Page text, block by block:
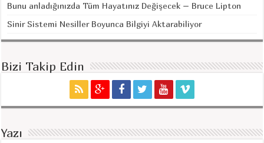
Bunu anladığınızda Tüm Hayatınız Değişecek – Bruce Lipton
Sinir Sistemi Nesiller Boyunca Bilgiyi Aktarabiliyor
Bizi Takip Edin
Yazı